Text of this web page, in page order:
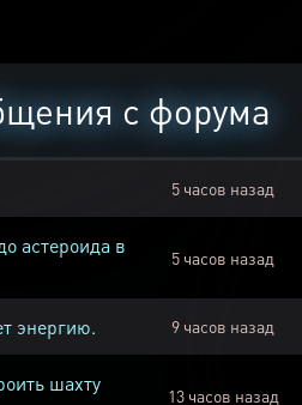
с форума
5 часов назад
астероида в
5 часов назад
энергию. 9 часов назад
шахту
13 часов назад